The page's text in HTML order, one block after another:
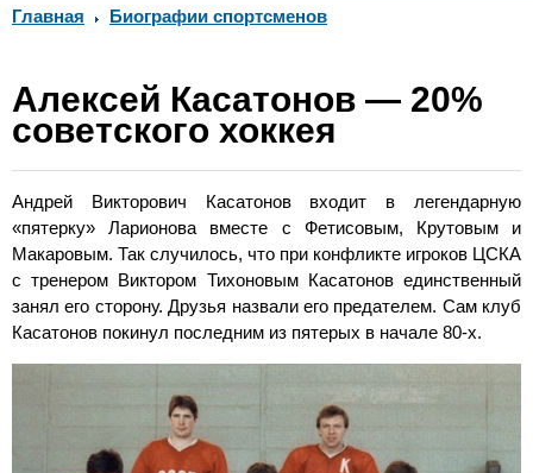
Главная Биографии спортсменов
Алексей Касатонов — 20%
советского хоккея
Андрей Викторович Касатонов входит в легендарную
«пятерку» Ларионова вместе с Фетисовым, Крутовым и
Макаровым. Так случилось, что при конфликте игроков ЦСКА
с тренером Виктором Тихоновым Касатонов единственный
занял его сторону. Друзья назвали его предателем. Сам клуб
Касатонов покинул последним из пятерых в начале 80-х.